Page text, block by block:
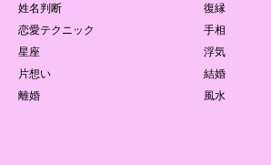
姓名判断
復縁
恋愛テクニック
手相
星座
浮気
片想い
結婚
離婚
風水